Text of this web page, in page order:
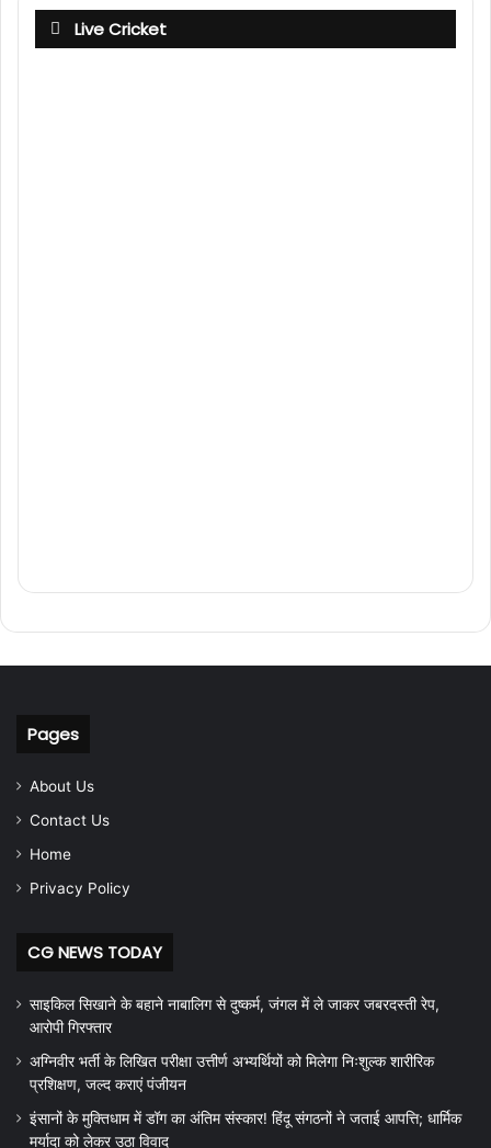
Live Cricket
Pages
About Us
Contact Us
Home
Privacy Policy
CG NEWS TODAY
साइकिल सिखाने के बहाने नाबालिग से दुष्कर्म, जंगल में ले जाकर जबरदस्ती रेप,
आरोपी गिरफ्तार
अग्निवीर भर्ती के लिखित परीक्षा उत्तीर्ण अभ्यर्थियों को मिलेगा निःशुल्क शारीरिक
प्रशिक्षण, जल्द कराएं पंजीयन
इंसानों के मुक्तिधाम में डॉग का अंतिम संस्कार! हिंदू संगठनों ने जताई आपत्ति; धार्मिक
मर्यादा को लेकर उठा विवाद